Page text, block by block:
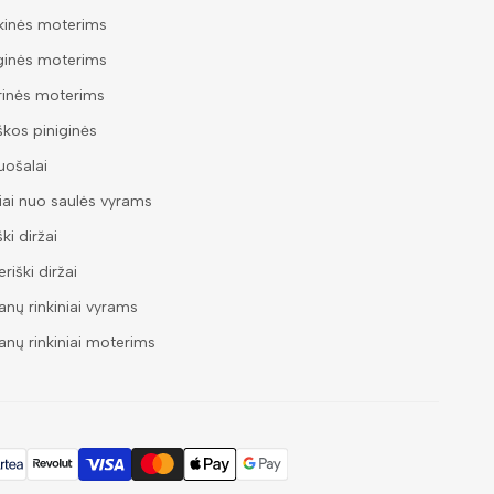
moterims
moterims
moterims
piniginės
nuo saulės vyrams
diržai
diržai
rinkiniai vyrams
rinkiniai moterims